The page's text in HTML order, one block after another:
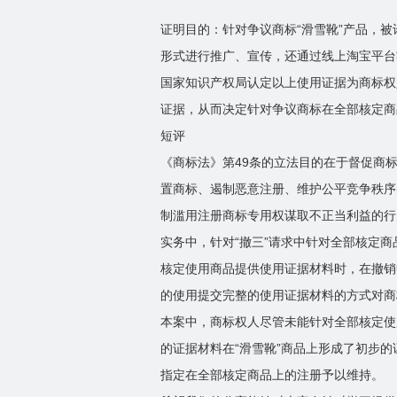
证明目的：针对争议商标“滑雪靴”产品，
形式进行推广、宣传，还通过线上淘宝平
国家知识产权局认定以上使用证据为商标
证据，从而决定针对争议商标在全部核定
短评
《商标法》第49条的立法目的在于督促商
置商标、遏制恶意注册、维护公平竞争秩
制滥用注册商标专用权谋取不正当利益的
实务中，针对“撤三”请求中针对全部核定
核定使用商品提供使用证据材料时，在撤
的使用提交完整的使用证据材料的方式对
本案中，商标权人尽管未能针对全部核定
的证据材料在“滑雪靴”商品上形成了初步
指定在全部核定商品上的注册予以维持。